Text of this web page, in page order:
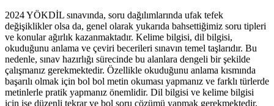
2024 YÖKDİL sınavında, soru dağılımlarında ufak tefek
değişiklikler olsa da, genel olarak yukarıda bahsettiğimiz soru tipleri
ve konular ağırlık kazanmaktadır. Kelime bilgisi, dil bilgisi,
okuduğunu anlama ve çeviri becerileri sınavın temel taşlarıdır. Bu
nedenle, sınav hazırlığı sürecinde bu alanlara dengeli bir şekilde
çalışmanız gerekmektedir. Özellikle okuduğunu anlama kısmında
başarılı olmak için bol bol metin okuması yapmanız ve farklı türlerde
metinlerle pratik yapmanız önemlidir. Dil bilgisi ve kelime bilgisi
için ise düzenli tekrar ve bol soru çözümü yapmak gerekmektedir.